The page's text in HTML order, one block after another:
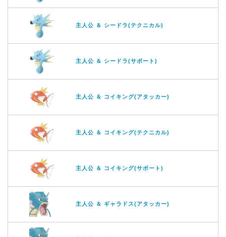
主人公 ＆ シードラ(テクニカル)
主人公 ＆ シードラ(サポート)
主人公 ＆ コイキング(アタッカー)
主人公 ＆ コイキング(テクニカル)
主人公 ＆ コイキング(サポート)
主人公 ＆ ギャラドス(アタッカー)